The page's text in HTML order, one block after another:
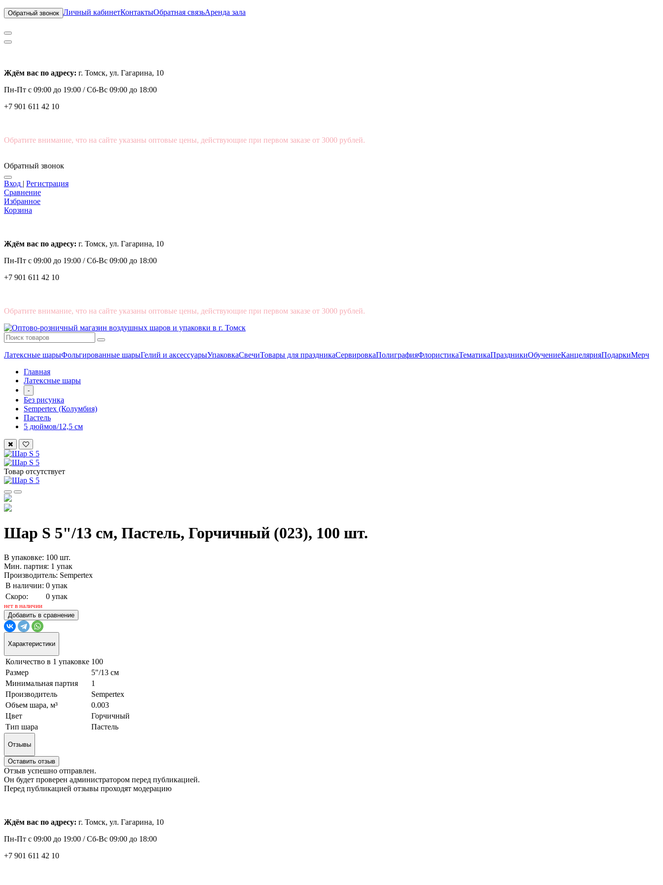
Обратный звонок Личный кабинетКонтактыОбратная связьАренда зала
Ждём вас по адресу: г. Томск, ул. Гагарина, 10
Пн-Пт с 09:00 до 19:00 /Сб-Вс 09:00 до 18:00
+7 901 611 42 10
Обратите внимание, что на сайте указаны оптовые цены, действующие при первом заказе от 3000 рублей.
Обратный звонок
Вход | Регистрация
Сравнение
Избранное
Корзина
Ждём вас по адресу: г. Томск, ул. Гагарина, 10
Пн-Пт с 09:00 до 19:00 /Сб-Вс 09:00 до 18:00
+7 901 611 42 10
Обратите внимание, что на сайте указаны оптовые цены, действующие при первом заказе от 3000 рублей.
Латексные шарыФольгированные шарыГелий и аксессуарыУпаковкаСвечиТовары для праздникаСервировкаПолиграфияФлористикаТематикаПраздникиОбучениеКанцелярияПодаркиМерч
Главная
Латексные шары
-
Без рисунка
Sempertex (Колумбия)
Пастель
5 дюймов/12,5 см
Товар отсутствует
Шар S 5"/13 см, Пастель, Горчичный (023), 100 шт.
В упаковке: 100 шт.
Мин. партия: 1 упак
Производитель: Sempertex
В наличии: 0 упак
Скоро:
0 упак
нет в наличии
Добавить в сравнение
Характеристики
Количество в 1 упаковке 100
Размер
5"/13 см
Минимальная партия
1
Производитель
Sempertex
Объем шара, м³
0.003
Цвет
Горчичный
Тип шара
Пастель
Отзывы
Оставить отзыв
Отзыв успешно отправлен.
Он будет проверен администратором перед публикацией.
Перед публикацией отзывы проходят модерацию
Ждём вас по адресу: г. Томск, ул. Гагарина, 10
Пн-Пт с 09:00 до 19:00 /Сб-Вс 09:00 до 18:00
+7 901 611 42 10